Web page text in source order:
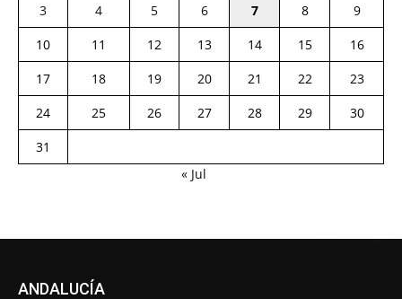
3
4 5 6 7 8
9
10
11 12 13 14 15
16
17
18 19 20 21 22
23
24
25 26 27 28 29
30
31
« Jul
ANDALUCÍA